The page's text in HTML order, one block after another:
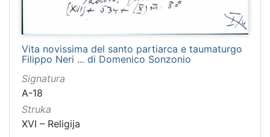
Naslov
serijske
publikacije
Vita novissima del santo partiarca e taumaturgo
Filippo Neri ... di Domenico Sonzonio
Signatura
A-18
Struka
XVI – Religija